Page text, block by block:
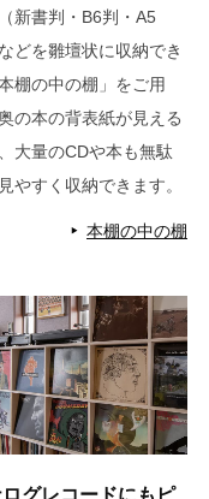
新書判・B6判・A5
どを雛壇状に収納でき
棚の中の棚」をご用
の本の背表紙が見える
大量のCDや本も無駄
やすく収納できます。
本棚の中の棚
グレコードにもピ